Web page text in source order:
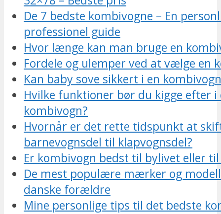
De 7 bedste kombivogne – En
professionel guide
Hvor længe kan man bruge en
Fordele og ulemper ved at vælge en
Kan baby sove sikkert i en
Hvilke funktioner bør du kigge efter i
kombivogn?
Hvornår er det rette tidspunkt at
barnevognsdel til klapvognsdel?
Er kombivogn bedst til bylivet eller
De mest populære mærker og
danske forældre
Mine personlige tips til det bedste